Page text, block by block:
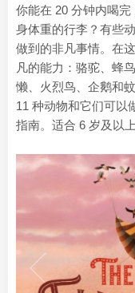
你能在 20 分钟内喝
身体重的行李？有些
做到的非凡事情。在
凡的能力：骆驼、蜂
懒、火烈鸟、企鹅和蚊
11 种动物和它们可以
指南。适合 6 岁及以